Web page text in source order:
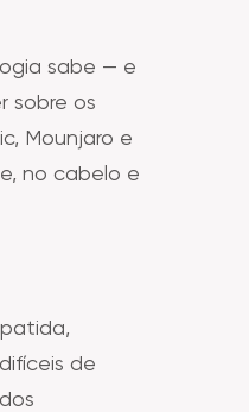
sabe — e
sobre os
Mounjaro e
no cabelo e
de